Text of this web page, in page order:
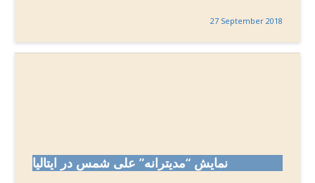
27 September 2018
نمایش “مدیترانه” علی شمس در ایتالیا